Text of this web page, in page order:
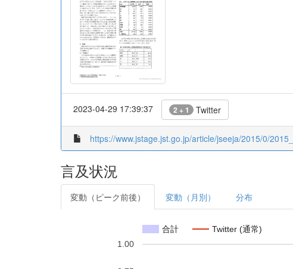
2023-04-29 17:39:37 2 + 1 Twitter
https://www.jstage.jst.go.jp/article/jseeja/2015/0/
言及状況
変動（ピーク前後） 変動（月別） 分布
合計 Twitter (通常)
1.00